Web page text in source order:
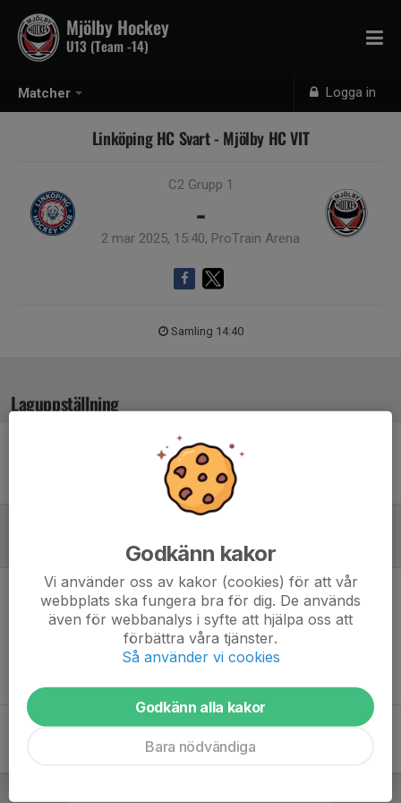
Matcher Logga in
Mjölby Hockey
U13 (Team -14)
Linköping HC Svart - Mjölby HC VIT
C2 Grupp 1
-
2 mar 2025, 15:40, ProTrain Arena
Samling 14:40
Laguppställning
Ingen uppställning ifylld
Inget referat skrivet
Godkänn kakor
Vi använder oss av kakor (cookies) för att vår
webbplats ska fungera bra för dig. De används
även för webbanalys i syfte att hjälpa oss att
förbättra våra tjänster.
Så använder vi cookies
Godkänn alla kakor
Bara nödvändiga